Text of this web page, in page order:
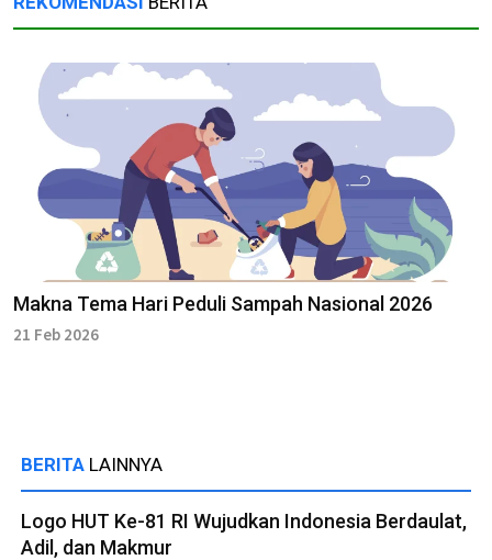
Makna Tema Hari Peduli Sampah Nasional 2026
21 Feb 2026
BERITA LAINNYA
Logo HUT Ke-81 RI Wujudkan Indonesia Berdaulat,
Adil, dan Makmur